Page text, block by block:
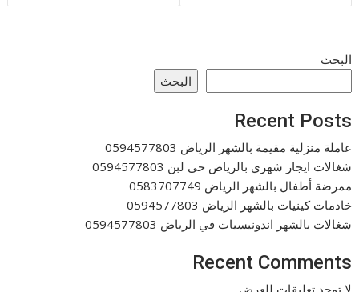
البحث
البحث
Recent Posts
عاملة منزلية مقيمة بالشهر الرياض 0594577803
شغالات ايجار شهري بالرياض حى لبن 0594577803
ممرضة أطفال بالشهر الرياض 0583707749
خادمات كينيات بالشهر الرياض 0594577803
شغالات بالشهر اندونيسيات في الرياض 0594577803
Recent Comments
لا توجد تعليقات للعرض.